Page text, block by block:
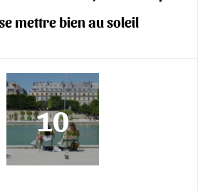
mettre bien au soleil